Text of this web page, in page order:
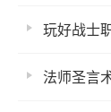
玩好战士
法师圣言